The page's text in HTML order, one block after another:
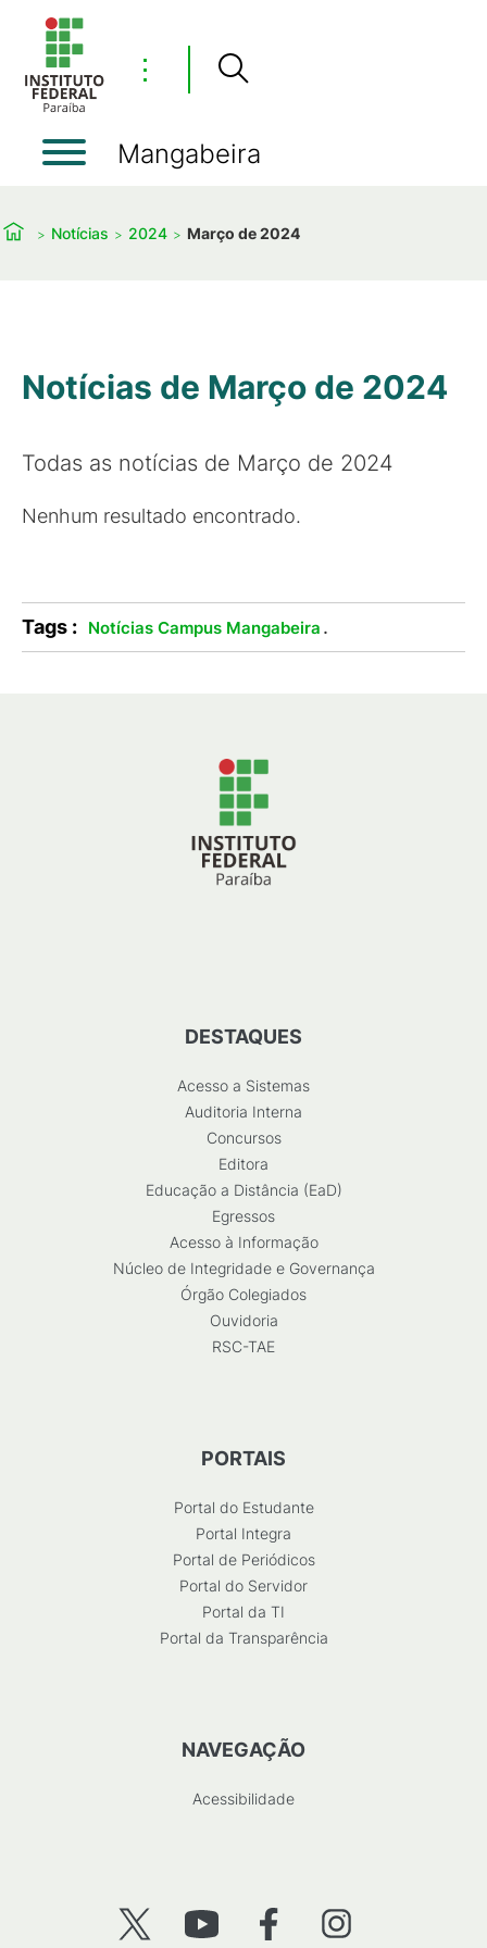
⋮
Mangabeira
Notícias 2024 Março de 2024
Notícias de Março de 2024
Todas as notícias de Março de 2024
Nenhum resultado encontrado.
Tags : Notícias Campus Mangabeira .
DESTAQUES
Acesso a Sistemas
Auditoria Interna
Concursos
Editora
Educação a Distância (EaD)
Egressos
Acesso à Informação
Núcleo de Integridade e Governança
Órgão Colegiados
Ouvidoria
RSC-TAE
PORTAIS
Portal do Estudante
Portal Integra
Portal de Periódicos
Portal do Servidor
Portal da TI
Portal da Transparência
NAVEGAÇÃO
Acessibilidade